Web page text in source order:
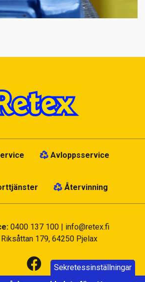
Avloppsservice
Återvinning
0400 137 100| info@retex.fi
179, 64250 Pjelax
Sekretessinställningar